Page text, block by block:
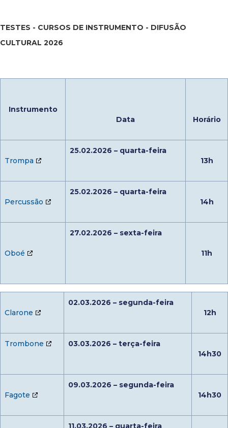
TESTES - CURSOS DE INSTRUMENTO - DIFUSÃO
CULTURAL 2026
Instrumento
Data
Horário
Trompa
25.02.2026 – quarta-feira
13h
Percussão
25.02.2026 – quarta-feira
14h
Oboé
27.02.2026 – sexta-feira
11h
Clarone
02.03.2026 – segunda-feira
12h
Trombone
03.03.2026 – terça-feira
14h30
Fagote
09.03.2026 – segunda-feira
14h30
11.03.2026 – quarta-feira